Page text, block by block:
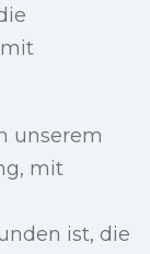
unserem
mit
ist, die